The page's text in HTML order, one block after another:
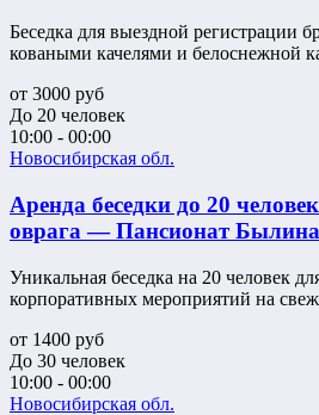
Беседка для выездной регистрации
коваными качелями и белоснежной
от 3000 руб
До 20 человек
10:00 - 00:00
Новосибирская обл.
Аренда беседки до 20
оврага — Пансионат
Уникальная беседка на 20 человек
корпоративных мероприятий на
от 1400 руб
До 30 человек
10:00 - 00:00
Новосибирская обл.